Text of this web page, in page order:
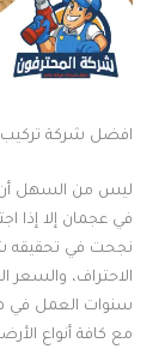
افضل شركة تركيب
ليس من السهل أن
في عجمان إلا إذا
نجحت في تحقيقه
الاحتراف،
سنوات العمل في
مع كافة أنواع